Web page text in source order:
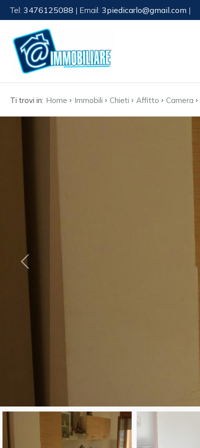
Tel: 3476125088 | Email: 3piedicarlo@gmail.com |
Ti trovi in: Home › Immobili › Chieti › Affitto › Camera ›
HOME
CHI
Codice
Contratto
Qualsiasi